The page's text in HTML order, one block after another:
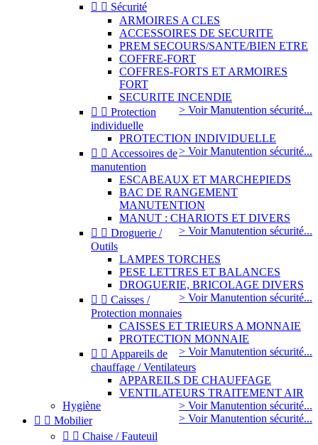
  Sécurité
ARMOIRES A CLES
ACCESSOIRES DE SECURITE
PREM SECOURS/SANTE/BIEN ETRE
COFFRE-FORT
COFFRES-FORTS ET ARMOIRES
FORT
SECURITE INCENDIE
> Voir Manutention sécurité...
  Protection
individuelle
PROTECTION INDIVIDUELLE
> Voir Manutention sécurité...
  Accessoires de
manutention
ESCABEAUX ET MARCHEPIEDS
BAC DE RANGEMENT
MANUTENTION
MANUT : CHARIOTS ET DIVERS
> Voir Manutention sécurité...
  Droguerie /
Outils
LAMPES TORCHES
PESE LETTRES ET BALANCES
DROGUERIE, BRICOLAGE DIVERS
> Voir Manutention sécurité...
  Caisses /
Protection monnaies
CAISSES ET TRIEURS A MONNAIE
PROTECTION MONNAIE
> Voir Manutention sécurité...
  Appareils de
chauffage / Ventilateurs
APPAREILS DE CHAUFFAGE
VENTILATEURS TRAITEMENT AIR
> Voir Manutention sécurité...
> Voir Manutention sécurité...
Hygiène
  Mobilier
  Chaise / Fauteuil